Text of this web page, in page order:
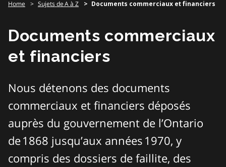
Home Sujets de A à Z Documents commerciaux et financiers
Documents commerciaux
et financiers
Nous détenons des documents
commerciaux et financiers déposés
auprès du gouvernement de l’Ontario
de 1868 jusqu’aux années 1970, y
compris des dossiers de faillite, des